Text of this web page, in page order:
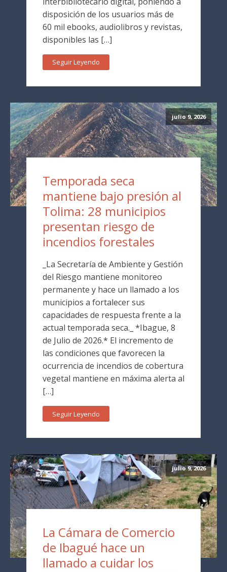
disposición de los usuarios más de
60 mil ebooks, audiolibros y revistas,
disponibles las […]
Seguir Leyendo
julio 9, 2026
Temporada seca
mantiene bajo presión al
Tolima: 28 municipios
presentan riesgo de
incendios forestales
_La Secretaría de Ambiente y Gestión
del Riesgo mantiene monitoreo
permanente y hace un llamado a los
municipios a fortalecer sus
capacidades de respuesta frente a la
actual temporada seca._ *Ibague, 8
de Julio de 2026.* El incremento de
las condiciones que favorecen la
ocurrencia de incendios de cobertura
vegetal mantiene en máxima alerta al
[…]
Seguir Leyendo
julio 9, 2026
La Cámara de Comercio
de Ibagué hace un
llamado a cuidar los